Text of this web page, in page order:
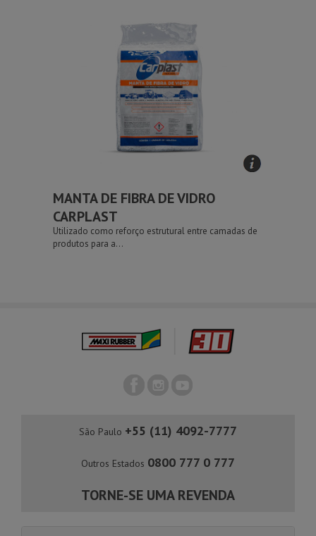
MANTA DE FIBRA DE VIDRO
CARPLAST
Utilizado como reforço estrutural entre camadas de
produtos para a...
São Paulo +55 (11) 4092-7777
Outros Estados 0800 777 0 777
TORNE-SE UMA REVENDA